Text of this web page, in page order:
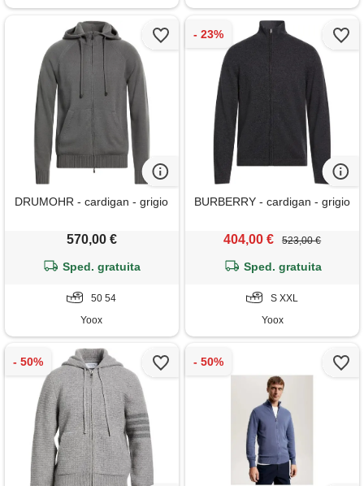
DRUMOHR - cardigan - grigio
570,00 €
Sped. gratuita
50 54
Yoox
BURBERRY - cardigan - grigio
404,00 € 523,00 €
Sped. gratuita
S XXL
Yoox